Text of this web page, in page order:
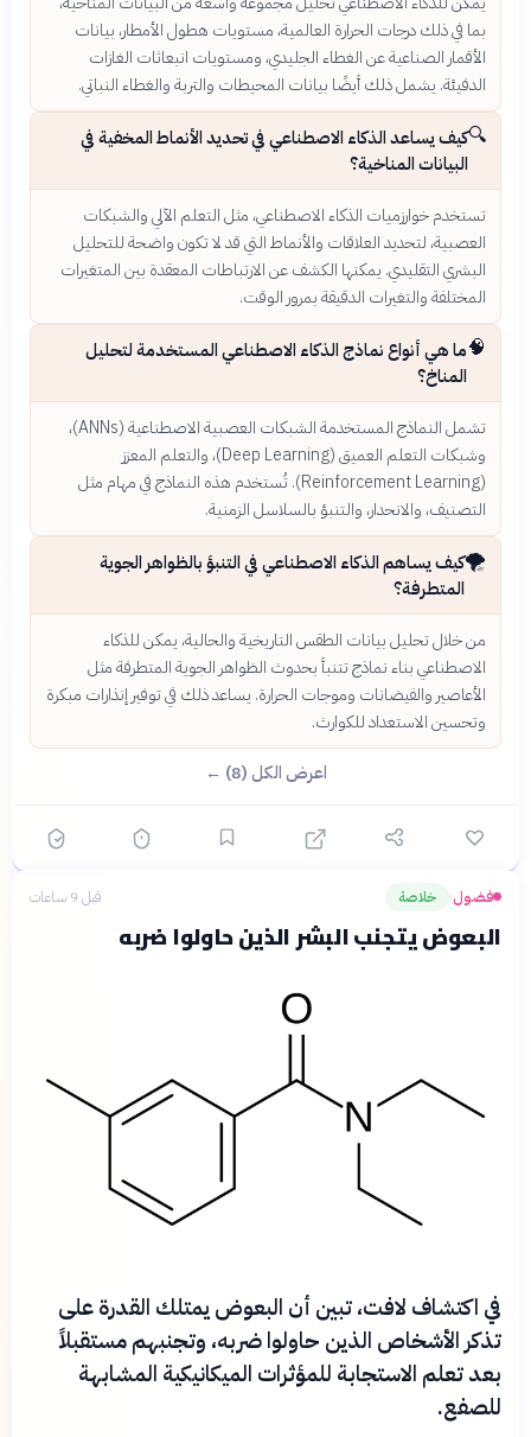
بما في ذلك درجات الحرارة العالمية، مستويات هطول الأمطار، بيانات
الأقمار الصناعية عن الغطاء الجليدي، ومستويات انبعاثات الغازات
الدفيئة. يشمل ذلك أيضًا بيانات المحيطات والتربة والغطاء النباتي.
🔍كيف يساعد الذكاء الاصطناعي في تحديد الأنماط المخفية في
البيانات المناخية؟
تستخدم خوارزميات الذكاء الاصطناعي، مثل التعلم الآلي والشبكات
العصبية، لتحديد العلاقات والأنماط التي قد لا تكون واضحة للتحليل
البشري التقليدي. يمكنها الكشف عن الارتباطات المعقدة بين المتغيرات
المختلفة والتغيرات الدقيقة بمرور الوقت.
🧠ما هي أنواع نماذج الذكاء الاصطناعي المستخدمة لتحليل
المناخ؟
تشمل النماذج المستخدمة الشبكات العصبية الاصطناعية (ANNs)،
وشبكات التعلم العميق (Deep Learning)، والتعلم المعزز
(Reinforcement Learning). تُستخدم هذه النماذج في مهام مثل
التصنيف، والانحدار، والتنبؤ بالسلاسل الزمنية.
🌪️كيف يساهم الذكاء الاصطناعي في التنبؤ بالظواهر الجوية
المتطرفة؟
من خلال تحليل بيانات الطقس التاريخية والحالية، يمكن للذكاء
الاصطناعي بناء نماذج تتنبأ بحدوث الظواهر الجوية المتطرفة مثل
الأعاصير والفيضانات وموجات الحرارة. يساعد ذلك في توفير إنذارات مبكرة
وتحسين الاستعداد للكوارث.
اعرض الكل (8) ←
فضول› خلاصة قبل 9 ساعات
البعوض يتجنب البشر الذين حاولوا ضربه
في اكتشاف لافت، تبين أن البعوض يمتلك القدرة على
تذكر الأشخاص الذين حاولوا ضربه، وتجنبهم مستقبلاً
بعد تعلم الاستجابة للمؤثرات الميكانيكية المشابهة
للصفع.